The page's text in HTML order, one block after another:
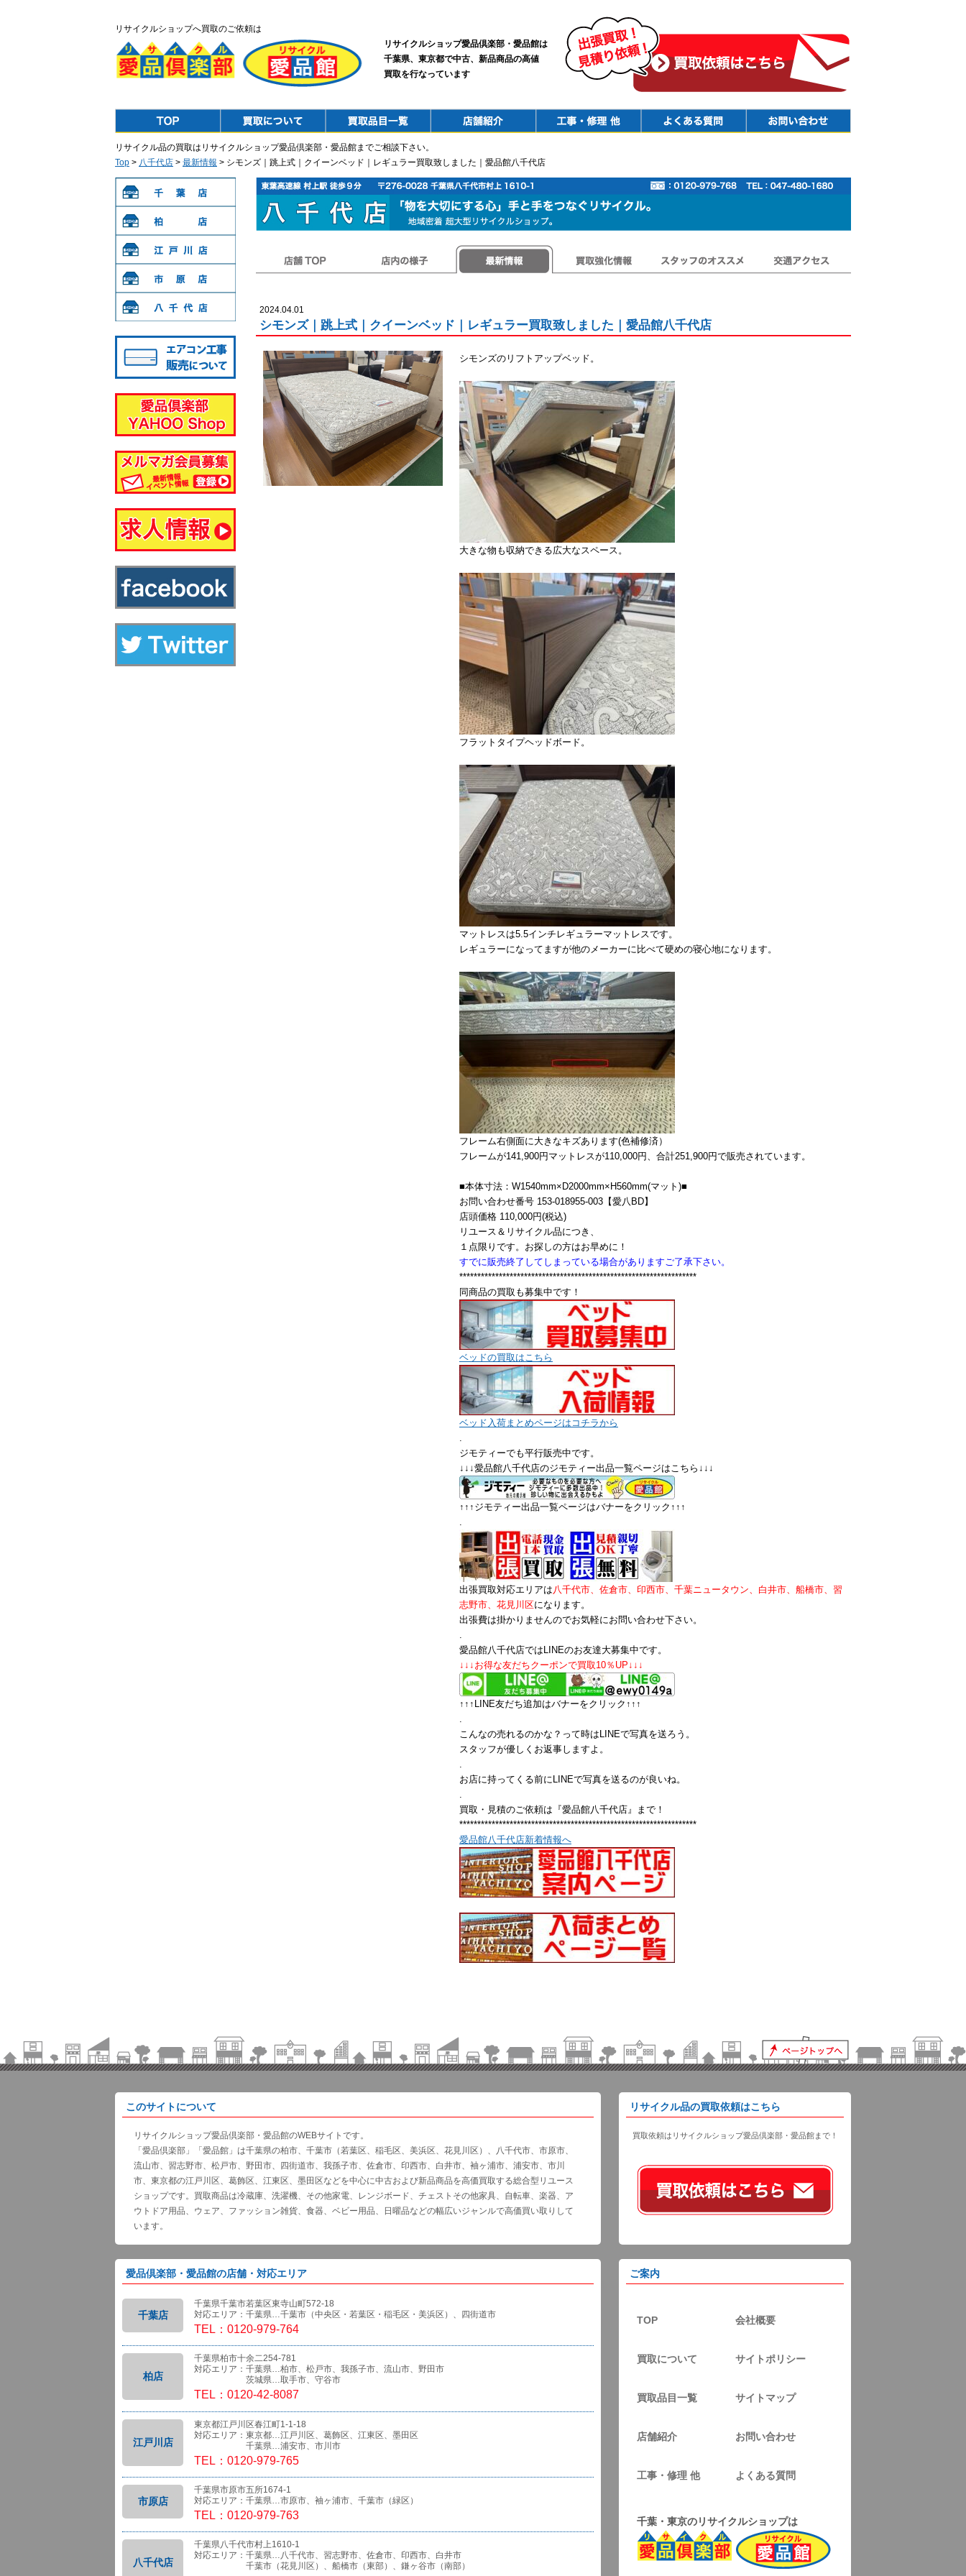
リサイクルショップへ買取のご依頼は
リサイクルショップ愛品倶楽部・愛品館は
千葉県、東京都で中古、新品商品の高値
買取を行なっています
リサイクル品の買取はリサイクルショップ愛品倶楽部・愛品館までご相談下さい。
Top > 八千代店 > 最新情報 > シモンズ｜跳上式｜クイーンベッド｜レギュラー買取致しました｜愛品館八千代店
2024.04.01
シモンズ｜跳上式｜クイーンベッド｜レギュラー買取致しました｜愛品館八千代店
シモンズのリフトアップベッド。
大きな物も収納できる広大なスペース。
フラットタイプヘッドボード。
マットレスは5.5インチレギュラーマットレスです。
レギュラーになってますが他のメーカーに比べて硬めの寝心地になります。
フレーム右側面に大きなキズあります(色補修済）
フレームが141,900円マットレスが110,000円、合計251,900円で販売されています。
■本体寸法：W1540mm×D2000mm×H560mm(マット)■
お問い合わせ番号 153-018955-003【愛八BD】
店頭価格 110,000円(税込)
リユース＆リサイクル品につき、
１点限りです。お探しの方はお早めに！
すでに販売終了してしまっている場合がありますご了承下さい。
******************************************************************
同商品の買取も募集中です！
ベッドの買取はこちら
ベッド入荷まとめページはコチラから
.
ジモティーでも平行販売中です。
↓↓↓愛品館八千代店のジモティー出品一覧ページはこちら↓↓↓
↑↑↑ジモティー出品一覧ページはバナーをクリック↑↑↑
.
出張買取対応エリアは八千代市、佐倉市、印西市、千葉ニュータウン、白井市、船橋市、習
志野市、花見川区になります。
出張費は掛かりませんのでお気軽にお問い合わせ下さい。
.
愛品館八千代店ではLINEのお友達大募集中です。
↓↓↓お得な友だちクーポンで買取10％UP↓↓↓
↑↑↑LINE友だち追加はバナーをクリック↑↑↑
.
こんなの売れるのかな？って時はLINEで写真を送ろう。
スタッフが優しくお返事しますよ。
.
お店に持ってくる前にLINEで写真を送るのが良いね。
.
買取・見積のご依頼は『愛品館八千代店』まで！
******************************************************************
愛品館八千代店新着情報へ
このサイトについて
リサイクルショップ愛品倶楽部・愛品館のWEBサイトです。
「愛品倶楽部」「愛品館」は千葉県の柏市、千葉市（若葉区、稲毛区、美浜区、花見川区）、八千代市、市原市、
流山市、習志野市、松戸市、野田市、四街道市、我孫子市、佐倉市、印西市、白井市、袖ヶ浦市、浦安市、市川
市、東京都の江戸川区、葛飾区、江東区、墨田区などを中心に中古および新品商品を高価買取する総合型リユース
ショップです。買取商品は冷蔵庫、洗濯機、その他家電、レンジボード、チェストその他家具、自転車、楽器、ア
ウトドア用品、ウェア、ファッション雑貨、食器、ベビー用品、日曜品などの幅広いジャンルで高価買い取りして
います。
リサイクル品の買取依頼はこちら
買取依頼はリサイクルショップ愛品倶楽部・愛品館まで！
愛品倶楽部・愛品館の店舗・対応エリア
千葉店
千葉県千葉市若葉区東寺山町572-18
対応エリア：千葉県…千葉市（中央区・若葉区・稲毛区・美浜区）、四街道市
TEL：0120-979-764
柏店
千葉県柏市十余二254-781
対応エリア：千葉県…柏市、松戸市、我孫子市、流山市、野田市
茨城県…取手市、守谷市
TEL：0120-42-8087
江戸川店
東京都江戸川区春江町1-1-18
対応エリア：東京都…江戸川区、葛飾区、江東区、墨田区
千葉県…浦安市、市川市
TEL：0120-979-765
市原店
千葉県市原市五所1674-1
対応エリア：千葉県…市原市、袖ヶ浦市、千葉市（緑区）
TEL：0120-979-763
八千代店
千葉県八千代市村上1610-1
対応エリア：千葉県…八千代市、習志野市、佐倉市、印西市、白井市
千葉市（花見川区）、船橋市（東部）、鎌ヶ谷市（南部）
ご案内
TOP 会社概要
買取について サイトポリシー
買取品目一覧 サイトマップ
店舗紹介 お問い合わせ
工事・修理 他 よくある質問
千葉・東京のリサイクルショップは